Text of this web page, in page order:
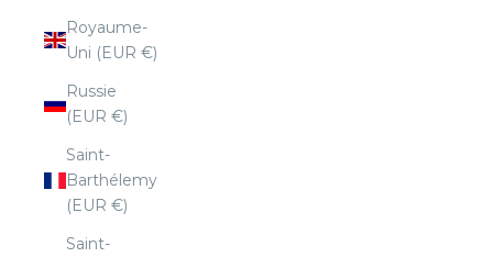
Royaume-
Uni (EUR €)
Russie
(EUR €)
Saint-
Barthélemy
(EUR €)
Saint-